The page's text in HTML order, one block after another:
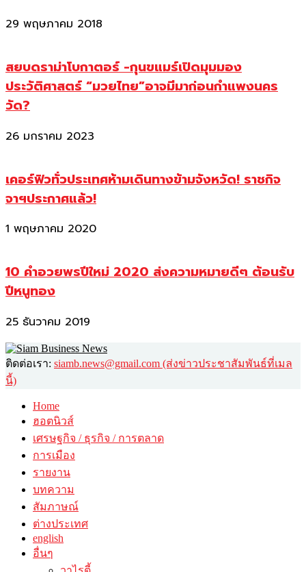
29 พฤษภาคม 2018
สยบดราม่าโบกาตอร์ -กุนขแมร์เปิดมุมมอง
ประวัติศาสตร์ “มวยไทย”อาจมีมาก่อนกำแพงนคร
วัด?
26 มกราคม 2023
เคอร์ฟิวทั่วประเทศห้ามเดินทางข้ามจังหวัด! ราชกิจ
จาฯประกาศแล้ว!
1 พฤษภาคม 2020
10 คำอวยพรปีใหม่ 2020 ส่งความหมายดีๆ ต้อนรับ
ปีหนูทอง
25 ธันวาคม 2019
ติดต่อเรา: siamb.news@gmail.com (ส่งข่าวประชาสัมพันธ์ที่เมล
นี้)
Home
ฮอตนิวส์
เศรษฐกิจ / ธุรกิจ / การตลาด
การเมือง
รายงาน
บทความ
สัมภาษณ์
ต่างประเทศ
english
อื่นๆ